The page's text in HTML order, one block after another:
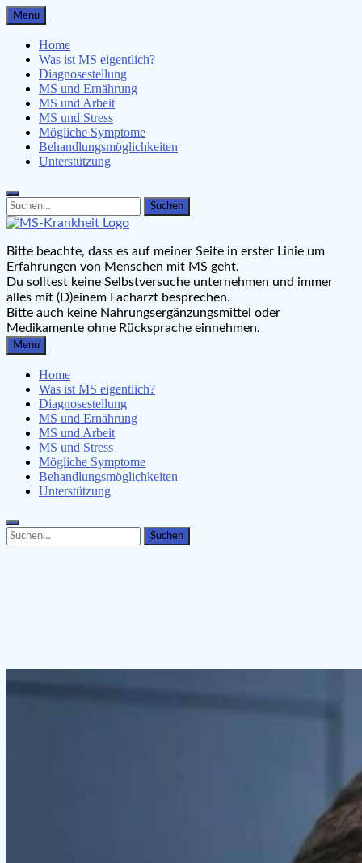
Skip
to
content
Menu
Home
Was ist MS eigentlich?
Diagnosestellung
MS und Ernährung
MS und Arbeit
MS und Stress
Mögliche Symptome
Behandlungsmöglichkeiten
Unterstützung
Search
for:
Search
MS-Krankheit.de
Leben mit Multipler Sklerose
Bitte beachte, dass es auf meiner Seite in erster Linie um
Erfahrungen von Menschen mit MS geht.
Du solltest keine Selbstversuche unternehmen und immer
alles mit (D)einem Facharzt besprechen.
Bitte auch keine Nahrungsergänzungsmittel oder
Medikamente ohne Rücksprache einnehmen.
Menu
Home
Was ist MS eigentlich?
Diagnosestellung
MS und Ernährung
MS und Arbeit
MS und Stress
Mögliche Symptome
Behandlungsmöglichkeiten
Unterstützung
Search
for:
Search